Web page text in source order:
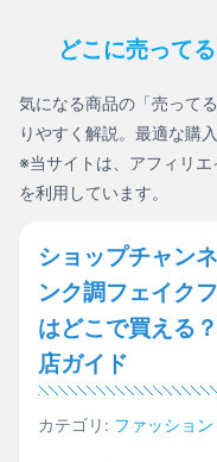
どこに売って
気になる商品の「売って
りやすく解説。最適な購
※当サイトは、アフィリ
を利用しています。
ショップチャン
ンク調フェイク
はどこで買える
店ガイド
カテゴリ: ファッション